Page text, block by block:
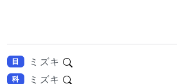
目 ミズキ
科 ミズキ